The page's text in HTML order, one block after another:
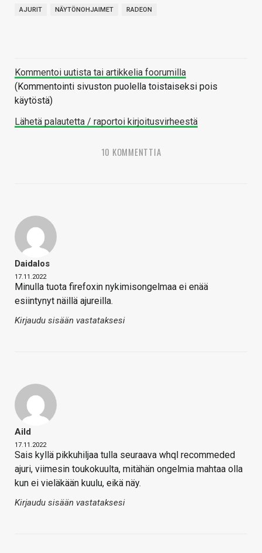
AJURIT NÄYTÖNOHJAIMET RADEON
Kommentoi uutista tai artikkelia foorumilla
(Kommentointi sivuston puolella toistaiseksi pois
käytöstä)
Lähetä palautetta / raportoi kirjoitusvirheestä
10 KOMMENTTIA
Daidalos
17.11.2022
Minulla tuota firefoxin nykimisongelmaa ei enää
esiintynyt näillä ajureilla.
Kirjaudu sisään vastataksesi
Aild
17.11.2022
Sais kyllä pikkuhiljaa tulla seuraava whql recommeded
ajuri, viimesin toukokuulta, mitähän ongelmia mahtaa olla
kun ei vieläkään kuulu, eikä näy.
Kirjaudu sisään vastataksesi